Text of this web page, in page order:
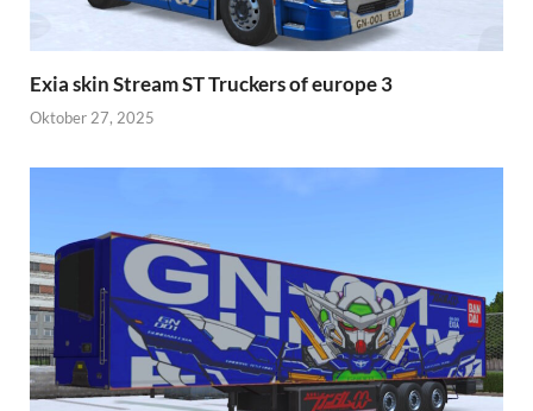
Exia skin Stream ST Truckers of europe 3
Oktober 27, 2025